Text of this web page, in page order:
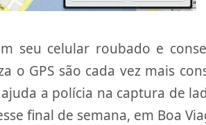
seu celular roubado e
o GPS são cada vez mais
a polícia na captura de
final de semana, em Boa